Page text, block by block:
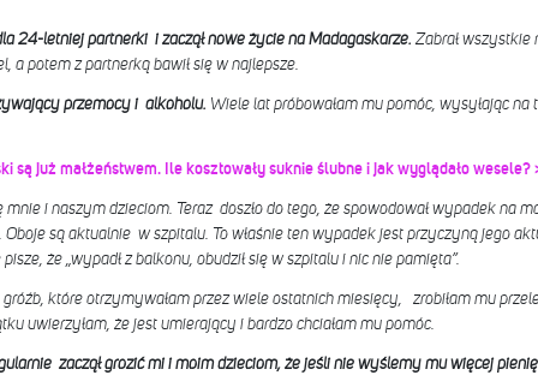
24-letniej partnerki i zaczął nowe życie na Madagaskarze.Zabrał wszystkie
a potem z partnerką bawił się w najlepsze.
przemocy i alkoholu. Wiele lat próbowałam mu pomóc, wysyłając na
są już małżeństwem. Ile kosztowały suknie ślubne i jak wyglądało wesele?
i naszym dzieciom. Teraz doszło do tego, że spowodował wypadek na
są aktualnie w szpitalu. To właśnie ten wypadek jest przyczyną jego
że „wypadł z balkonu, obudził się w szpitalu i nic nie pamięta”.
które otrzymywałam przez wiele ostatnich miesięcy, zrobiłam mu
uwierzyłam, że jest umierający i bardzo chciałam mu pomóc.
zaczął grozić mi i moim dzieciom, że jeśli nie wyślemy mu więcej